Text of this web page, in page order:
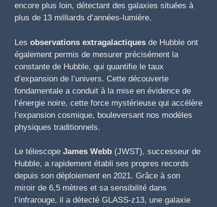
encore plus loin, détectant des galaxies situées à
plus de 13 milliards d’années-lumière.
Les observations extragalactiques de Hubble ont
également permis de mesurer précisément la
constante de Hubble, qui quantifie le taux
d’expansion de l’univers. Cette découverte
fondamentale a conduit à la mise en évidence de
l’énergie noire, cette force mystérieuse qui accélère
l’expansion cosmique, bouleversant nos modèles
physiques traditionnels.
Le télescope James Webb (JWST), successeur de
Hubble, a rapidement établi ses propres records
depuis son déploiement en 2021. Grâce à son
miroir de 6,5 mètres et sa sensibilité dans
l’infrarouge, il a détecté GLASS-z13, une galaxie